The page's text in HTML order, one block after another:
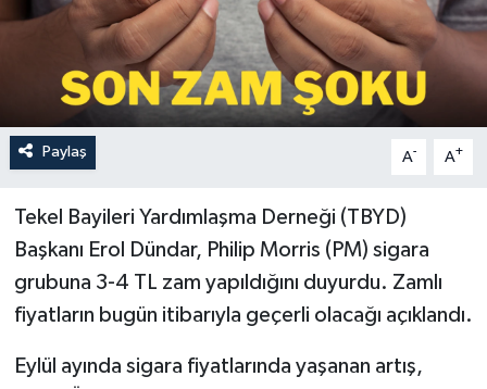
Paylaş A- A+
Tekel Bayileri Yardımlaşma Derneği (TBYD)
Başkanı Erol Dündar, Philip Morris (PM) sigara
grubuna 3-4 TL zam yapıldığını duyurdu. Zamlı
fiyatların bugün itibarıyla geçerli olacağı açıklandı.
Eylül ayında sigara fiyatlarında yaşanan artış,